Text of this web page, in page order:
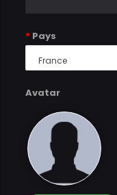
* Pays
France
Avatar